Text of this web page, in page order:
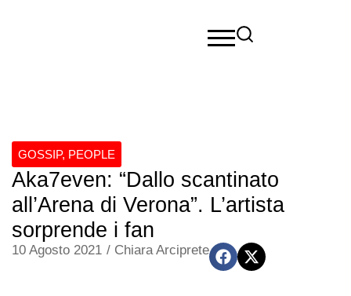
GOSSIP, PEOPLE
Aka7even: “Dallo scantinato
all’Arena di Verona”. L’artista
sorprende i fan
10 Agosto 2021 / Chiara Arciprete